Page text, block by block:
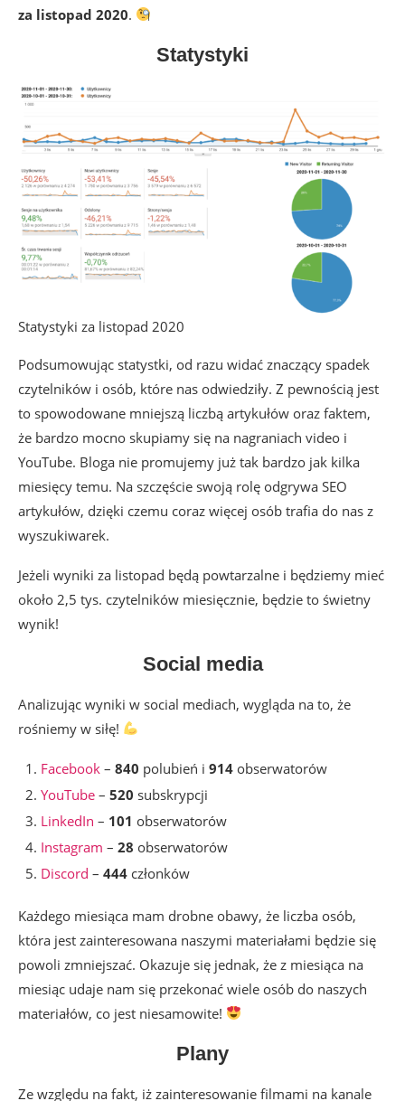
za listopad 2020.
Statystyki
Statystyki za listopad 2020
Podsumowując statystki, od razu widać znaczący spadek
czytelników i osób, które nas odwiedziły. Z pewnością jest
to spowodowane mniejszą liczbą artykułów oraz faktem,
że bardzo mocno skupiamy się na nagraniach video i
YouTube. Bloga nie promujemy już tak bardzo jak kilka
miesięcy temu. Na szczęście swoją rolę odgrywa SEO
artykułów, dzięki czemu coraz więcej osób trafia do nas z
wyszukiwarek.
Jeżeli wyniki za listopad będą powtarzalne i będziemy mieć
około 2,5 tys. czytelników miesięcznie, będzie to świetny
wynik!
Social media
Analizując wyniki w social mediach, wygląda na to, że
rośniemy w siłę!
Facebook – 840 polubień i 914 obserwatorów
YouTube – 520 subskrypcji
LinkedIn – 101 obserwatorów
Instagram – 28 obserwatorów
Discord – 444 członków
Każdego miesiąca mam drobne obawy, że liczba osób,
która jest zainteresowana naszymi materiałami będzie się
powoli zmniejszać. Okazuje się jednak, że z miesiąca na
miesiąc udaje nam się przekonać wiele osób do naszych
materiałów, co jest niesamowite!
Plany
Ze względu na fakt, iż zainteresowanie filmami na kanale